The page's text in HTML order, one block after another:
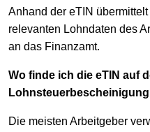
Anhand der eTIN
relevanten Lohndaten des
an das Finanzamt.
Wo finde ich die eTIN auf
Die meisten Arbeitgeber